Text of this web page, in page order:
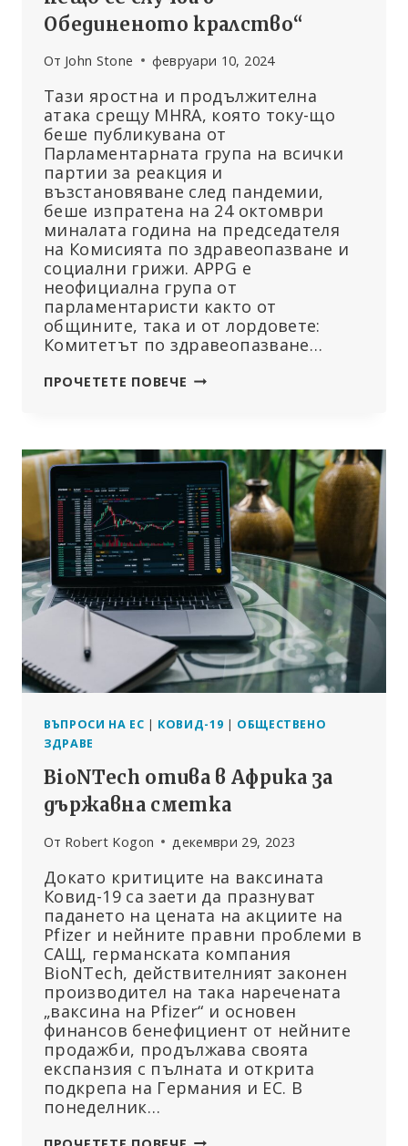
Обединеното кралство“
От John Stone февруари 10, 2024
Тази яростна и продължителна
атака срещу MHRA, която току-що
беше публикувана от
Парламентарната група на всички
партии за реакция и
възстановяване след пандемии,
беше изпратена на 24 октомври
миналата година на председателя
на Комисията по здравеопазване и
социални грижи. APPG е
неофициална група от
парламентаристи както от
общините, така и от лордовете:
Комитетът по здравеопазване…
ПРОЧЕТЕТЕ ПОВЕЧЕ ИЗРАЗЯВАНЕ
MHRA:
„ИЗГЛЕЖДА,
ЧЕ
НЕЩО
СЕ
СЛУЧВА
В
ОБЕДИНЕНОТО
КРАЛСТВО“
ВЪПРОСИ НА ЕС | КОВИД-19 | ОБЩЕСТВЕНО
ЗДРАВЕ
BioNTech отива в Африка за
държавна сметка
От Robert Kogon декември 29, 2023
Докато критиците на ваксината
Ковид-19 са заети да празнуват
падането на цената на акциите на
Pfizer и нейните правни проблеми в
САЩ, германската компания
BioNTech, действителният законен
производител на така наречената
„ваксина на Pfizer“ и основен
финансов бенефициент от нейните
продажби, продължава своята
експанзия с пълната и открита
подкрепа на Германия и ЕС. В
понеделник…
BIONTECH